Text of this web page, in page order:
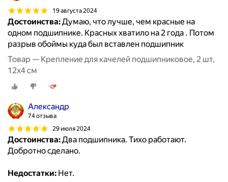
19 августа 2024
Достоинства:Думаю, что лучше, чем красные на
одном подшипнике. Красных хватило на 2 года . Потом
разрыв обоймы куда был вставлен подшипник
Товар — Крепление для качелей подшипниковое, 2 шт,
12х4 см
Александр
74 отзыва
29 июля 2024
Достоинства:Два подшипника. Тихо работают.
Добротно сделано.
Недостатки: Нет.